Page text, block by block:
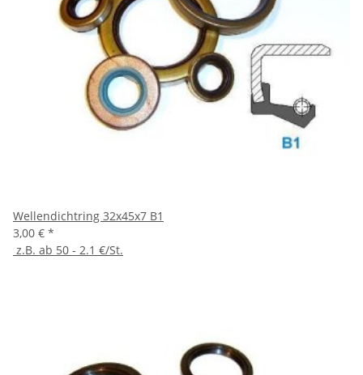
Wellendichtring 32x45x7 B1
3,00 € *
z.B. ab 50 - 2.1 €/St.